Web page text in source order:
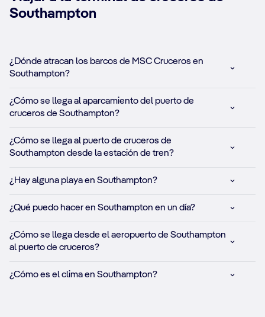
Southampton
¿Dónde atracan los barcos de MSC Cruceros en
Southampton?
¿Cómo se llega al aparcamiento del puerto de
cruceros de Southampton?
¿Cómo se llega al puerto de cruceros de
Southampton desde la estación de tren?
¿Hay alguna playa en Southampton?
¿Qué puedo hacer en Southampton en un día?
¿Cómo se llega desde el aeropuerto de Southampton
al puerto de cruceros?
¿Cómo es el clima en Southampton?